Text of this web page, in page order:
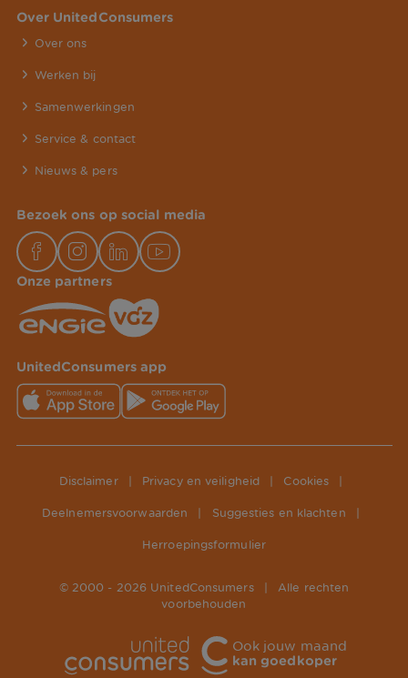
Over UnitedConsumers
Over ons
Werken bij
Samenwerkingen
Service & contact
Nieuws & pers
Bezoek ons op social media
Onze partners
UnitedConsumers app
Disclaimer Privacy en veiligheid Cookies
Deelnemersvoorwaarden Suggesties en klachten
Herroepingsformulier
© 2000 - 2026 UnitedConsumers
Alle rechten
voorbehouden
Ook jouw maand
kan goedkoper